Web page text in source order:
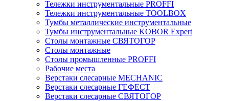
Тележки инструментальные PROFFI
Тележки инструментальные TOOLBOX
Тумбы металлические инструментальные
Тумбы инструментальные KOBOR Expert
Столы монтажные СВЯТОГОР
Столы монтажные
Столы промышленные PROFFI
Рабочие места
Верстаки слесарные MECHANIC
Верстаки слесарные ГЕФЕСТ
Верстаки слесарные СВЯТОГОР